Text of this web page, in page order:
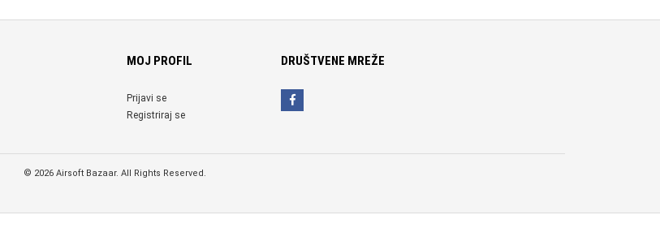
MOJ PROFIL
Prijavi se
Registriraj se
DRUŠTVENE MREŽE
© 2026 Airsoft Bazaar. All Rights Reserved.